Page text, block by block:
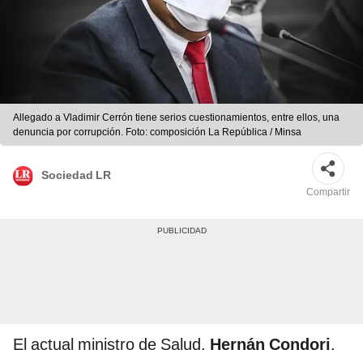
Allegado a Vladimir Cerrón tiene serios cuestionamientos, entre ellos, una
denuncia por corrupción. Foto: composición La República / Minsa
Sociedad LR
Compartir
El actual ministro de Salud, Hernán Condori,